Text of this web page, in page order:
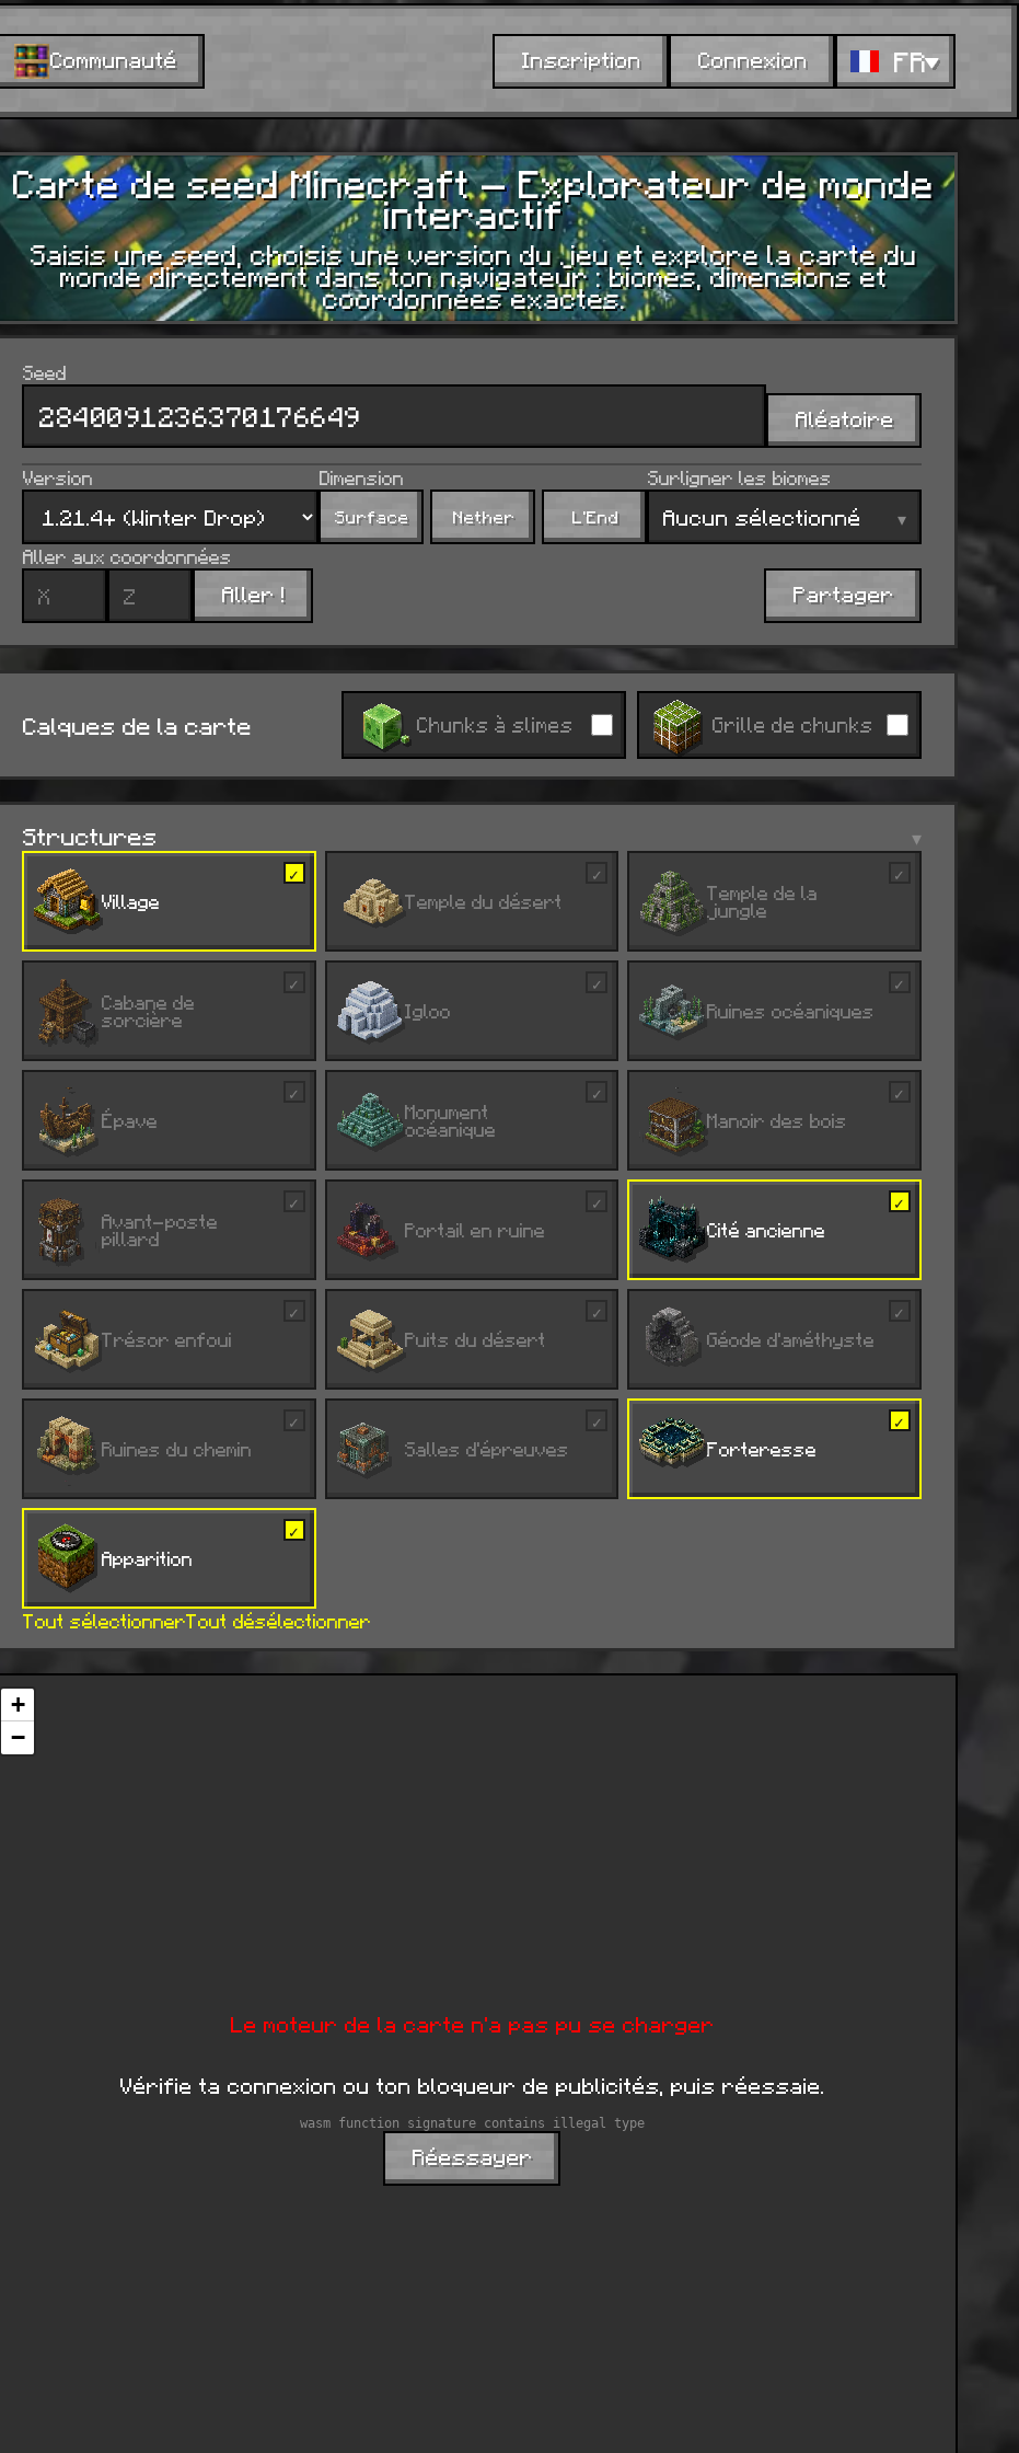
Communauté Inscription Connexion FR
Carte de seed Minecraft — Explorateur de monde
interactif
Saisis une seed, choisis une version du jeu et explore la carte du
monde directement dans ton navigateur : biomes, dimensions et
coordonnées exactes.
Seed
Aléatoire
Version Dimension
Surface Nether L'End
Surligner les biomes
Aucun sélectionné ▾
Aller aux coordonnées
Aller ! Partager
Calques de la carte Chunks à slimes Grille de chunks
Structures ▾
V Village
✓
T Temple du désert
✓
J Temple de la
jungle
✓
W Cabane de
sorcière
✓
I Igloo
✓
R Ruines océaniques
✓
S Épave
✓
M Monument
océanique
✓
H Manoir des bois
✓
P Avant-poste
pillard
✓
O Portail en ruine
✓
A Cité ancienne
✓
$ Trésor enfoui
✓
U Puits du désert
✓
G Géode d'améthyste
✓
L Ruines du chemin
✓
C Salles d'épreuves
✓
K Forteresse
✓
+ Apparition
✓
Tout sélectionnerTout désélectionner
+
−
Le moteur de la carte n'a pas pu se charger
Vérifie ta connexion ou ton bloqueur de publicités, puis réessaie.
wasm function signature contains illegal type
Réessayer